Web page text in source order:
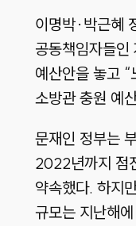
이명박·박근혜
공동책임자들
예산안을 놓고
소방관 충원 예
문재인 정부는
2022년까지 점
약속했다. 하지
규모는 지난해